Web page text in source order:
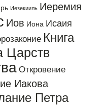
Иезекииль Иеремия
Иов Иона Исаия
Книга
Царств
Откровение
Иакова
Петра